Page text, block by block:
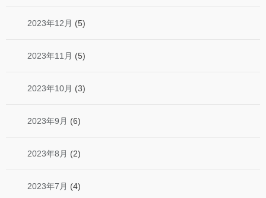
2023年12月 (5)
2023年11月 (5)
2023年10月 (3)
2023年9月 (6)
2023年8月 (2)
2023年7月 (4)